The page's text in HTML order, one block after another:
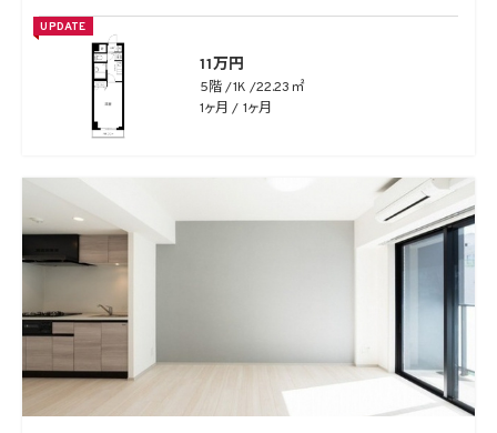
UPDATE
11万円
5階 1K
22.23㎡
1ヶ月 / 1ヶ月